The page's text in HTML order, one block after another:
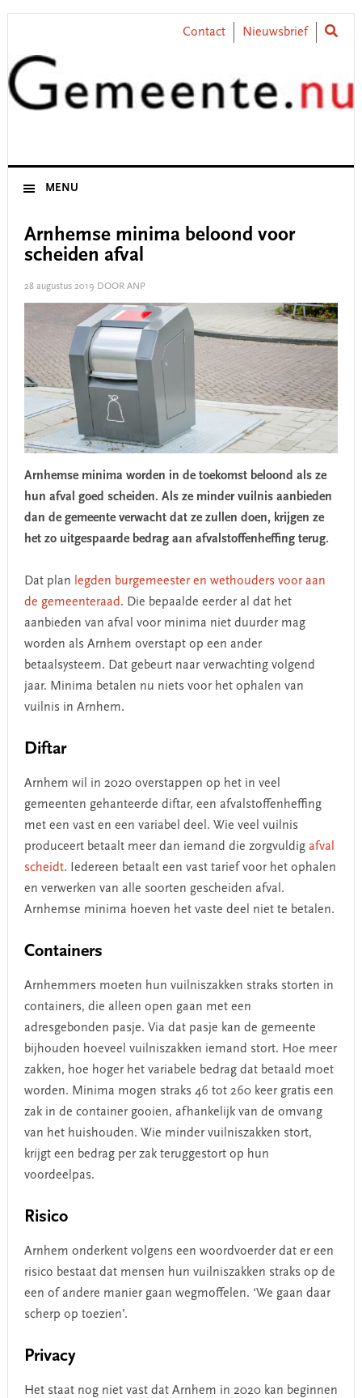
Skip
primary
navigation
Skip
content
Skip
primary
sidebar
Skip
footer
Contact Nieuwsbrief
MENU
Arnhemse minima beloond voor
scheiden afval
28 augustus 2019 DOOR ANP
Arnhemse minima worden in de toekomst beloond als ze
hun afval goed scheiden. Als ze minder vuilnis aanbieden
dan de gemeente verwacht dat ze zullen doen, krijgen ze
het zo uitgespaarde bedrag aan afvalstoffenheffing terug.
Dat plan legden burgemeester en wethouders voor aan
de gemeenteraad. Die bepaalde eerder al dat het
aanbieden van afval voor minima niet duurder mag
worden als Arnhem overstapt op een ander
betaalsysteem. Dat gebeurt naar verwachting volgend
jaar. Minima betalen nu niets voor het ophalen van
vuilnis in Arnhem.
Diftar
Arnhem wil in 2020 overstappen op het in veel
gemeenten gehanteerde diftar, een afvalstoffenheffing
met een vast en een variabel deel. Wie veel vuilnis
produceert betaalt meer dan iemand die zorgvuldig afval
scheidt. Iedereen betaalt een vast tarief voor het ophalen
en verwerken van alle soorten gescheiden afval.
Arnhemse minima hoeven het vaste deel niet te betalen.
Containers
Arnhemmers moeten hun vuilniszakken straks storten in
containers, die alleen open gaan met een
adresgebonden pasje. Via dat pasje kan de gemeente
bijhouden hoeveel vuilniszakken iemand stort. Hoe meer
zakken, hoe hoger het variabele bedrag dat betaald moet
worden. Minima mogen straks 46 tot 260 keer gratis een
zak in de container gooien, afhankelijk van de omvang
van het huishouden. Wie minder vuilniszakken stort,
krijgt een bedrag per zak teruggestort op hun
voordeelpas.
Risico
Arnhem onderkent volgens een woordvoerder dat er een
risico bestaat dat mensen hun vuilniszakken straks op de
een of andere manier gaan wegmoffelen. ‘We gaan daar
scherp op toezien’.
Privacy
Het staat nog niet vast dat Arnhem in 2020 kan beginnen